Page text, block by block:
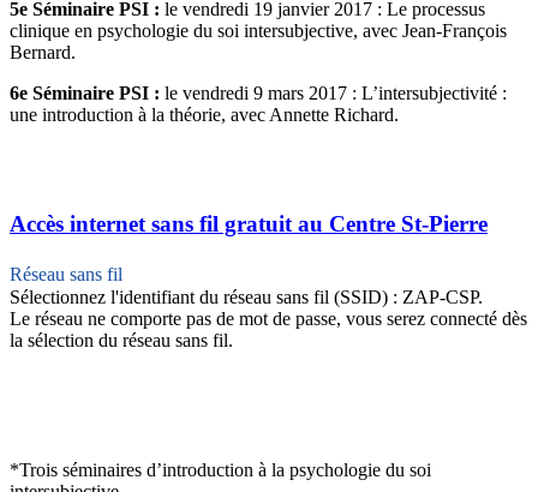
5e Séminaire PSI : le vendredi 19 janvier 2017 : Le processus
clinique en psychologie du soi intersubjective, avec Jean-François
Bernard.
6e Séminaire PSI : le vendredi 9 mars 2017 : L’intersubjectivité :
une introduction à la théorie, avec Annette Richard.
Accès internet sans fil gratuit au Centre St-Pierre
Réseau sans fil
Sélectionnez l'identifiant du réseau sans fil (SSID) : ZAP-CSP.
Le réseau ne comporte pas de mot de passe, vous serez connecté dès
la sélection du réseau sans fil.
*Trois séminaires d’introduction à la psychologie du soi